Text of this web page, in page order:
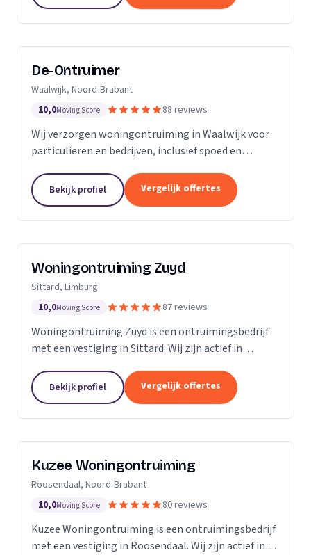
De-Ontruimer
Waalwijk, Noord-Brabant
10,0Moving Score 88 reviews
Wij verzorgen woningontruiming in Waalwijk voor
particulieren en bedrijven, inclusief spoed en
Bekijk profiel Vergelijk offertes
Woningontruiming Zuyd
Sittard, Limburg
10,0Moving Score 87 reviews
Woningontruiming Zuyd is een ontruimingsbedrijf
met een vestiging in Sittard. Wij zijn actief in
een 5.Bekijk profiel Vergelijk offertes
Kuzee Woningontruiming
Roosendaal, Noord-Brabant
10,0Moving Score 80 reviews
Kuzee Woningontruiming is een ontruimingsbedrijf
met een vestiging in Roosendaal. Wij zijn actief in